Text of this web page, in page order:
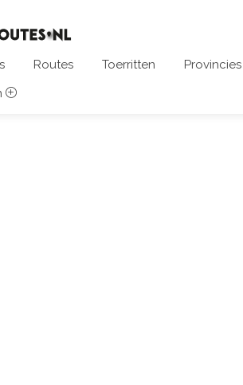
Routes Toerritten Provincies